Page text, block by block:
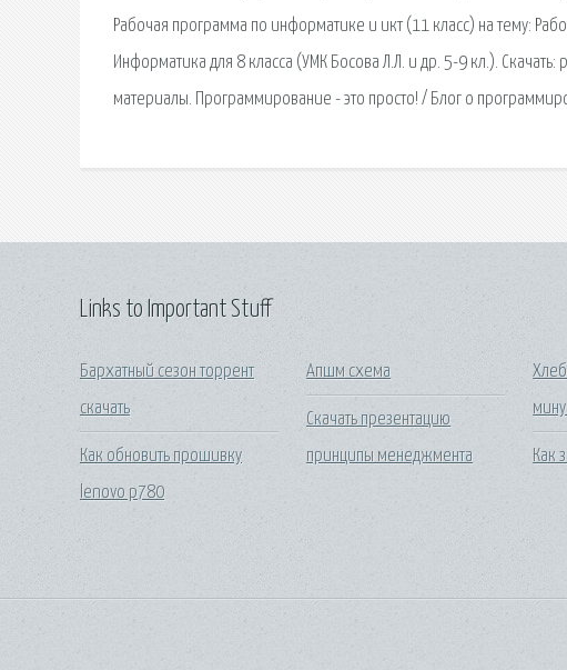
Рабочая программа по информатике и икт (11 класс) на тему:
Информатика для 8 класса (УМК Босова Л.Л. и др. 5-9 кл.).
материалы. Программирование - это просто! / Блог о
Links to Important Stuff
Бархатный сезон торрент
скачать
Как обновить прошивку
lenovo p780
Апшм схема
Скачать презентацию
принципы менеджмента
Как